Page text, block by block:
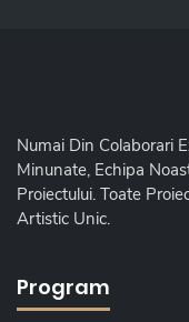
Numai Din Colaborari
Minunate, Echipa
Proiectului. Toate
Artistic Unic.
Program